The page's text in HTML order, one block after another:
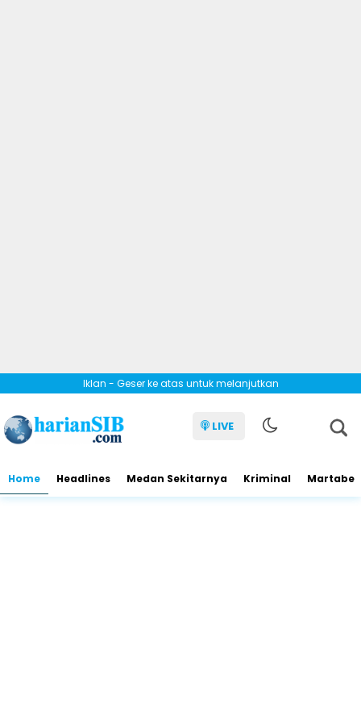
Iklan - Geser ke atas untuk melanjutkan
LIVE
Home Headlines Medan Sekitarnya Kriminal Martabe